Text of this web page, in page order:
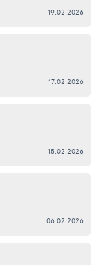
19.02.2026
17.02.2026
15.02.2026
06.02.2026